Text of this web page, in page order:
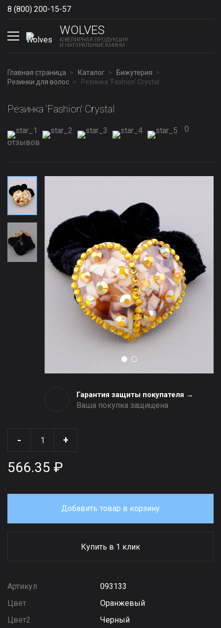
8 (800) 200-15-57
WOLVES
ЮВЕЛИРНАЯ ПРОДУКЦИЯ
И НАТУРАЛЬНЫЕ КАМНИ
Главная страница Каталог
Бижутерия
Резинки для волос
Резинка 'Fashion' Сrystal
Резинка 'Fashion' Сrystal
0
отзывов
Гарантия защиты покупателя →
Ваша покупка защищена
- +
566.35 ₽
Добавить товар в корзину
Купить в 1 клик
Артикул
093133
Цвет
Оранжевый
Цвет2
Черный